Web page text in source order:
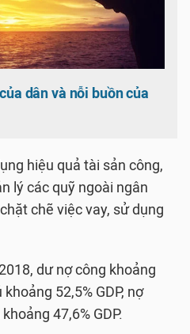
dân và nỗi buồn của
hiệu quả tài sản công,
lý các quỹ ngoài ngân
chẽ việc vay, sử dụng
dư nợ công khoảng
khoảng 52,5% GDP, nợ
47,6% GDP.